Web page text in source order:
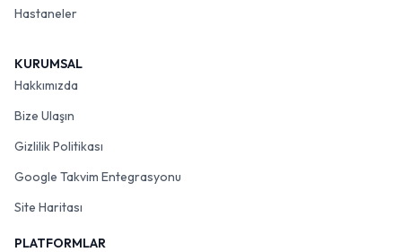
Hastaneler
KURUMSAL
Hakkımızda
Bize Ulaşın
Gizlilik Politikası
Google Takvim Entegrasyonu
Site Haritası
PLATFORMLAR